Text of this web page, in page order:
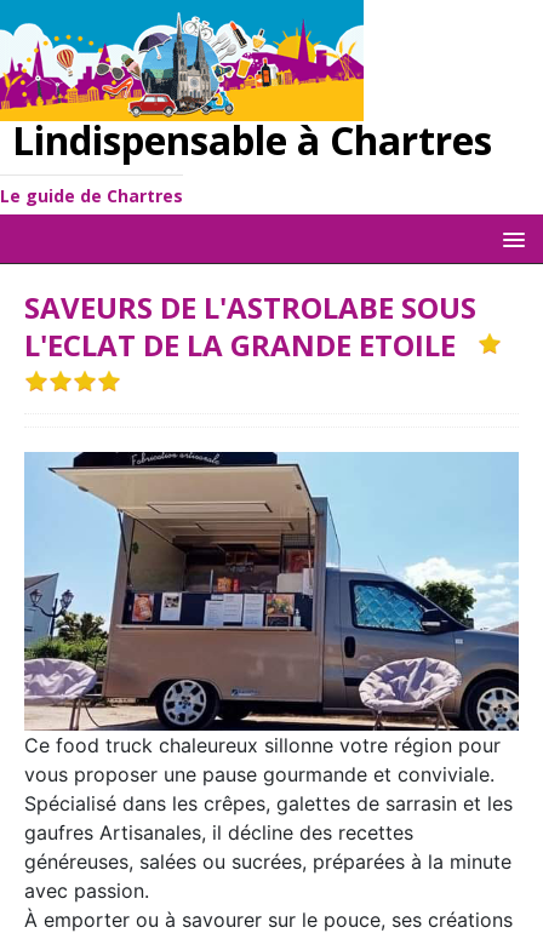
Lindispensable à Chartres
Le guide de Chartres
SAVEURS DE L'ASTROLABE SOUS
L'ECLAT DE LA GRANDE ETOILE
Ce food truck chaleureux sillonne votre région pour
vous proposer une pause gourmande et conviviale.
Spécialisé dans les crêpes, galettes de sarrasin et les
gaufres Artisanales, il décline des recettes
généreuses, salées ou sucrées, préparées à la minute
avec passion.
À emporter ou à savourer sur le pouce, ses créations